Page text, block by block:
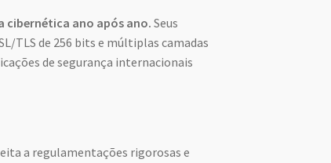
cibernética ano após ano. Seus
TLS de 256 bits e múltiplas camadas
de segurança internacionais
a regulamentações rigorosas e